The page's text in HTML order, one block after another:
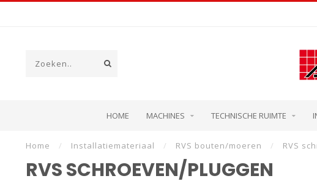
HOME MACHINES TECHNISCHE RUIMTE
Home / Installatiemateriaal / RVS bouten/moeren / RVS
RVS SCHROEVEN/PLUGGEN